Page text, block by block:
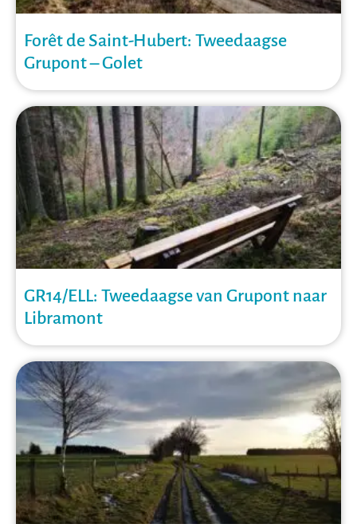
Forêt de Saint-Hubert: Tweedaagse
Grupont – Golet
GR14/ELL: Tweedaagse van Grupont naar
Libramont